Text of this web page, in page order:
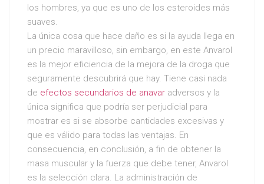
los hombres, ya que es uno de los esteroides más
suaves.
La única cosa que hace daño es si la ayuda llega en
un precio maravilloso, sin embargo, en este Anvarol
es la mejor eficiencia de la mejora de la droga que
seguramente descubrirá que hay. Tiene casi nada
de efectos secundarios de anavar adversos y la
única significa que podría ser perjudicial para
mostrar es si se absorbe cantidades excesivas y
que es válido para todas las ventajas. En
consecuencia, en conclusión, a fin de obtener la
masa muscular y la fuerza que debe tener, Anvarol
es la selección clara. La administración de